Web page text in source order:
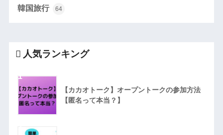
韓国旅行 64
人気ランキング
1
【カカオトーク】オープントークの参加方法
【匿名って本当？】